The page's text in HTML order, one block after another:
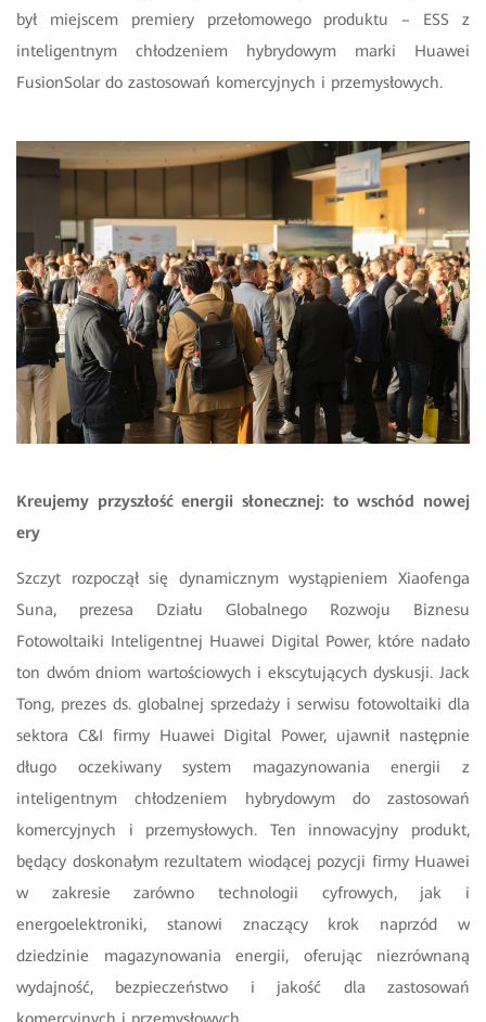
był miejscem premiery przełomowego produktu – ESS z
inteligentnym chłodzeniem hybrydowym ​marki Huawei
FusionSolar do zastosowań komercyjnych i przemysłowych.
Kreujemy przyszłość energii słonecznej: to wschód nowej
ery
Szczyt rozpoczął się dynamicznym wystąpieniem Xiaofenga
Suna, prezesa Działu Globalnego Rozwoju Biznesu
Fotowoltaiki Inteligentnej Huawei Digital Power, które nadało
ton dwóm dniom wartościowych i ekscytujących dyskusji. Jack
Tong, prezes ds. globalnej sprzedaży i serwisu fotowoltaiki dla
sektora C&I firmy Huawei Digital Power, ujawnił następnie
długo oczekiwany system magazynowania energii z
inteligentnym chłodzeniem hybrydowym ​do zastosowań
komercyjnych i przemysłowych. Ten innowacyjny produkt,
będący doskonałym rezultatem wiodącej pozycji firmy Huawei
w zakresie zarówno technologii cyfrowych, jak i
energoelektroniki, stanowi znaczący krok naprzód w
dziedzinie magazynowania energii, oferując niezrównaną
wydajność, bezpieczeństwo i jakość dla zastosowań